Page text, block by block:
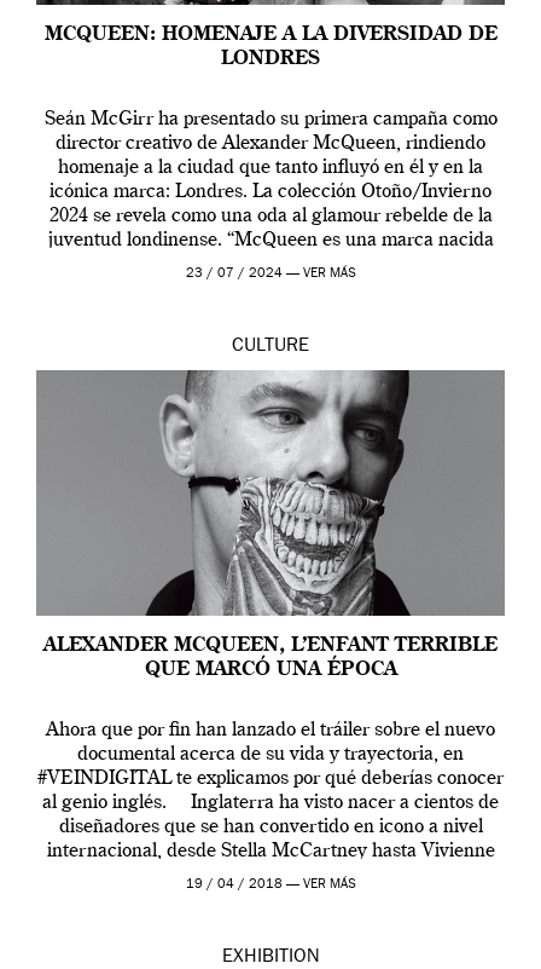
MCQUEEN: HOMENAJE A LA DIVERSIDAD DE
LONDRES
Seán McGirr ha presentado su primera campaña como
director creativo de Alexander McQueen, rindiendo
homenaje a la ciudad que tanto influyó en él y en la
icónica marca: Londres. La colección Otoño/Invierno
2024 se revela como una oda al glamour rebelde de la
juventud londinense. “McQueen es una marca nacida
en Londres y siempre ha […]
23 / 07 / 2024 — VER MÁS
CULTURE
ALEXANDER MCQUEEN, L’ENFANT TERRIBLE
QUE MARCÓ UNA ÉPOCA
Ahora que por fin han lanzado el tráiler sobre el nuevo
documental acerca de su vida y trayectoria, en
#VEINDIGITAL te explicamos por qué deberías conocer
al genio inglés. Inglaterra ha visto nacer a cientos de
diseñadores que se han convertido en icono a nivel
internacional, desde Stella McCartney hasta Vivienne
Westwood pasando […]
19 / 04 / 2018 — VER MÁS
EXHIBITION